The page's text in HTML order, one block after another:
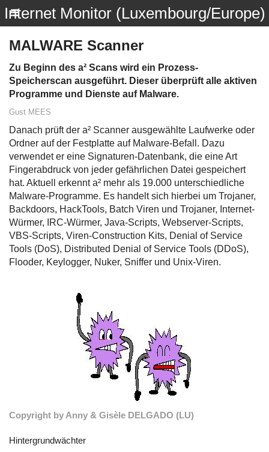
Internet Monitor (Luxembourg/Europe)
MALWARE Scanner
Zu Beginn des a² Scans wird ein Prozess-
Speicherscan ausgeführt. Dieser überprüft alle aktiven
Programme und Dienste auf Malware.
Gust MEES
Danach prüft der a² Scanner ausgewählte Laufwerke oder
Ordner auf der Festplatte auf Malware-Befall. Dazu
verwendet er eine Signaturen-Datenbank, die eine Art
Fingerabdruck von jeder gefährlichen Datei gespeichert
hat. Aktuell erkennt a² mehr als 19.000 unterschiedliche
Malware-Programme. Es handelt sich hierbei um Trojaner,
Backdoors, HackTools, Batch Viren und Trojaner, Internet-
Würmer, IRC-Würmer, Java-Scripts, Webserver-Scripts,
VBS-Scripts, Viren-Construction Kits, Denial of Service
Tools (DoS), Distributed Denial of Service Tools (DDoS),
Flooder, Keylogger, Nuker, Sniffer und Unix-Viren.
Copyright by Anny & Gisèle DELGADO (LU)
Hintergrundwächter